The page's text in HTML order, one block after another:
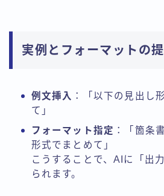
実例とフォーマットの
例文挿入 ：「以下の見出し
て」
フォーマット指定 ：「箇条
形式でまとめて」
こうすることで、AIに「出
られます。